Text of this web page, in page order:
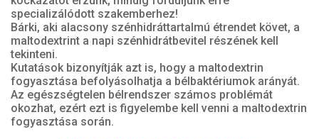
specializálódott szakemberhez!
Bárki, aki alacsony szénhidráttartalmú étrendet követ, a
maltodextrint a napi szénhidrátbevitel részének kell
tekinteni.
Kutatások bizonyítják azt is, hogy a maltodextrin
fogyasztása befolyásolhatja a bélbaktériumok arányát.
Az egészségtelen bélrendszer számos problémát
okozhat, ezért ezt is figyelembe kell venni a maltodextrin
fogyasztása során.